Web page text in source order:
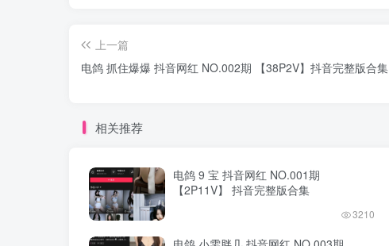
上一篇
电鸽 抓住爆爆 抖音网红 NO.002期 【38P2V】抖音完整版合集
相关推荐
电鸽 9 宝 抖音网红 NO.001期
【2P11V】 抖音完整版合集
3210